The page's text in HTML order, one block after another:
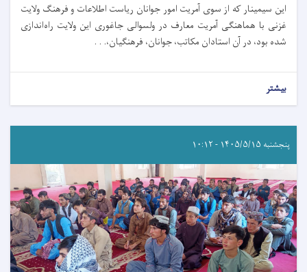
این سیمینار که از سوی آمریت امور جوانان ریاست اطلاعات و فرهنگ ولایت
غزنی با هماهنگی آمریت معارف در ولسوالی جاغوری این ولایت راه‌اندازی
شده بود، در آن استادان مکاتب، جوانان، فرهنگیان،. . .
بیشتر
پنجشنبه ۱۴۰۵/۵/۱۵ - ۱۰:۱۲